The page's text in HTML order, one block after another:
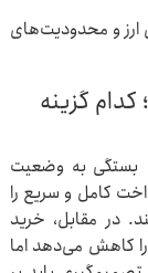
ارز و محدودیت‌های
گزینه
بستگی به وضعیت
کامل و سریع را
در مقابل، خرید
کاهش می‌دهد اما